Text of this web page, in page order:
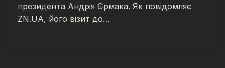
президента Андрія Єрмака. Як повідомляє
ZN.UA, його візит до…